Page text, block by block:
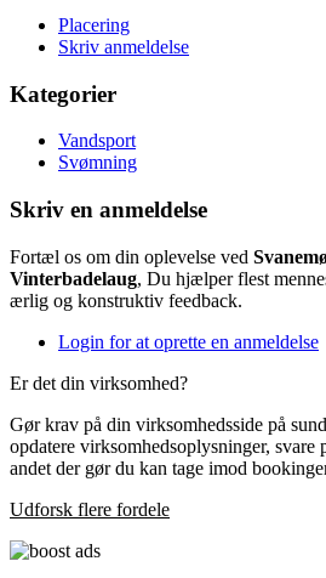
Placering
Skriv anmeldelse
Kategorier
Vandsport
Svømning
Skriv en anmeldelse
Fortæl os om din oplevelse ved
Vinterbadelaug, Du hjælper flest
ærlig og konstruktiv feedback.
Login for at oprette en anmeldelse
Er det din virksomhed?
Gør krav på din virksomhedsside på
opdatere virksomhedsoplysninger, svare
andet der gør du kan tage imod
Udforsk flere fordele